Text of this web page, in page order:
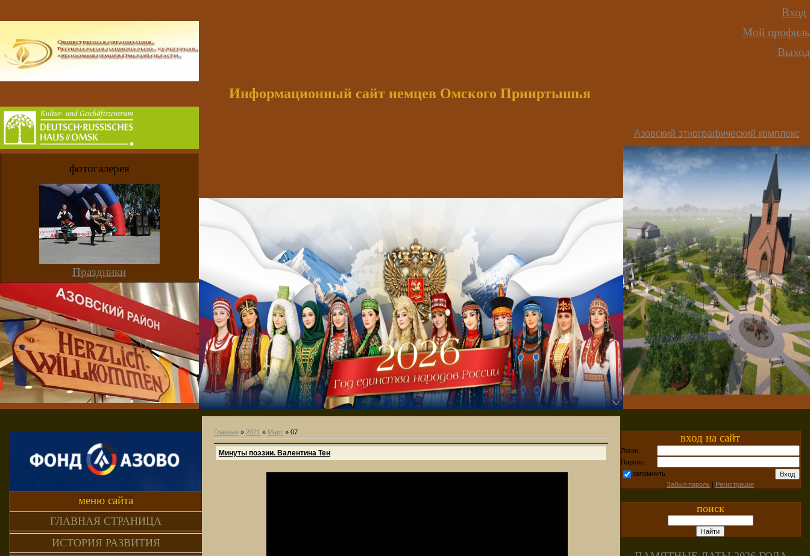
Вход
Мой профиль
Выход
фотогалерея
Праздники
Информационный сайт немцев Омского Прииртышья
Азовский этнографический комплекс
меню сайта
ГЛАВНАЯ СТРАНИЦА
ИСТОРИЯ РАЗВИТИЯ
Главная » 2021 » Март » 07
Минуты поэзии. Валентина Тен
вход на сайт
Логин:
Пароль:
запомнить
Забыл пароль | Регистрация
поиск